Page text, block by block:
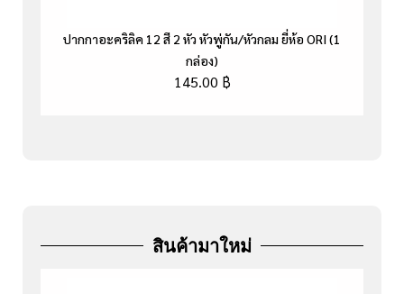
ปากกาอะคริลิค 12 สี 2 หัว หัวพู่กัน/หัวกลม ยี่ห้อ ORI (1
กล่อง)
145.00 ฿
สินค้ามาใหม่